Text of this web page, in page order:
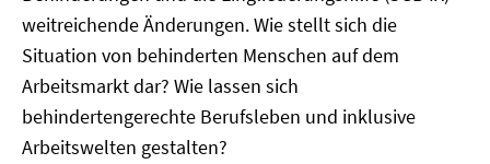
weitreichende Änderungen. Wie stellt sich die
Situation von behinderten Menschen auf dem
Arbeitsmarkt dar? Wie lassen sich
behindertengerechte Berufsleben und inklusive
Arbeitswelten gestalten?